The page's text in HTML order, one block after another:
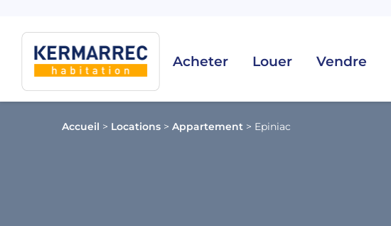
Acheter Louer Vendre
Accueil > Locations > Appartement > Epiniac